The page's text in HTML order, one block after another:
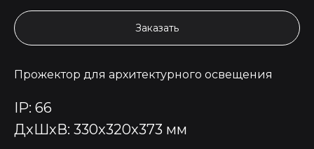
Заказать
Прожектор для архитектурного освещения
IP: 66
ДxШxВ: 330x320x373 мм